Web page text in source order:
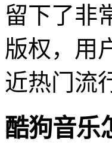
留下了非
版权，用
近热门流
酷狗音乐